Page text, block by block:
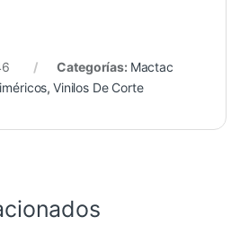
Categorías: Mactac
, Vinilos De Corte